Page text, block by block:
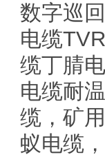
数字巡
电缆
缆丁腈
电缆耐
缆，矿
蚁电缆